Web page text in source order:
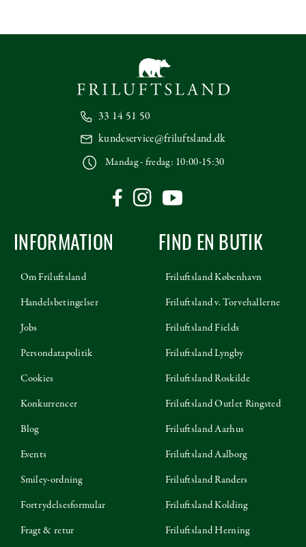
33 14 51 50
kundeservice@friluftsland.dk
Mandag - fredag: 10:00-15:30
INFORMATION
Om Friluftsland
Handelsbetingelser
Jobs
Persondatapolitik
Cookies
Konkurrencer
Blog
Events
Smiley-ordning
Fortrydelsesformular
Fragt & retur
FIND EN BUTIK
Friluftsland København
Friluftsland v. Torvehallerne
Friluftsland Fields
Friluftsland Lyngby
Friluftsland Roskilde
Friluftsland Outlet Ringsted
Friluftsland Aarhus
Friluftsland Aalborg
Friluftsland Randers
Friluftsland Kolding
Friluftsland Herning